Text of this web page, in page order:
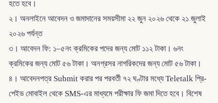
হতে হবে।
২। অনলাইনে আবেদন ও জমাদানের সময়সীমা ২২ জুন ২০২৬ থেকে ২১ জুলাই
২০২৬ পর্যন্ত
৩। আবেদন ফি: ১–৫নং ক্রমিকের পদের জন্য মোট ১১২ টাকা। ৬নং
ক্রমিকের জন্য মোট ৫৬ টাকা। অনগ্রসর নাগরিকদের জন্য মোট ৫৬ টাকা।
৪। আবেদনপত্র Submit করার পর পরবর্তী ৭২ ঘণ্টার মধ্যে Teletalk প্রি-
পেইড মোবাইল থেকে SMS-এর মাধ্যমে পরীক্ষার ফি জমা দিতে হবে। বিশেষ